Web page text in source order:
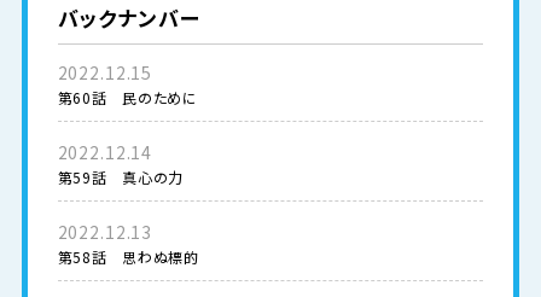
バックナンバー
2022.12.15
第60話 民のために
2022.12.14
第59話 真心の力
2022.12.13
第58話 思わぬ標的